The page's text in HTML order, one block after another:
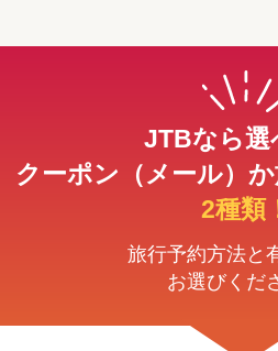
JTBなら選
クーポン（メール）
2種類
旅行予約方法と
お選びくだ